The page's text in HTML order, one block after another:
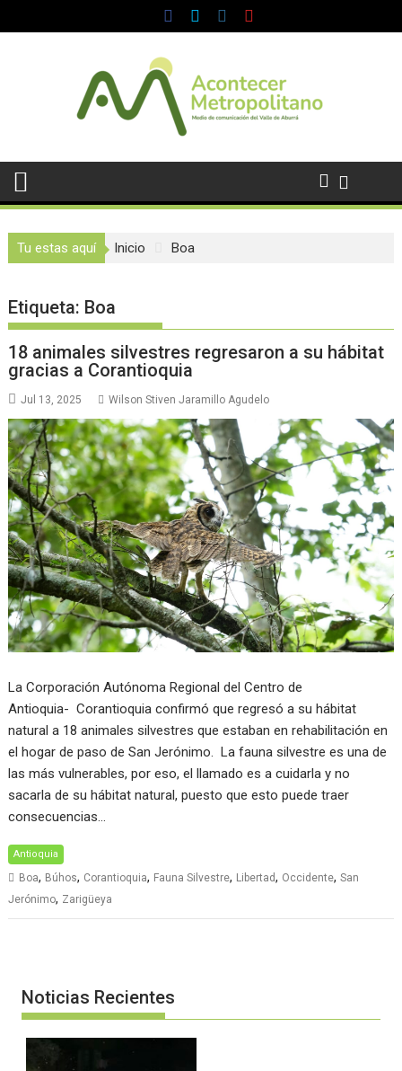
al
Tu estas aquí Inicio Boa
Etiqueta: Boa
18 animales silvestres regresaron a su hábitat
gracias a Corantioquia
Jul 13, 2025 Wilson Stiven Jaramillo Agudelo
La Corporación Autónoma Regional del Centro de
Antioquia- Corantioquia confirmó que regresó a su hábitat
natural a 18 animales silvestres que estaban en rehabilitación en
el hogar de paso de San Jerónimo. La fauna silvestre es una de
las más vulnerables, por eso, el llamado es a cuidarla y no
sacarla de su hábitat natural, puesto que esto puede traer
consecuencias…
Antioquia
Boa, Búhos, Corantioquia, Fauna Silvestre, Libertad, Occidente,San
Jerónimo, Zarigüeya
Noticias Recientes